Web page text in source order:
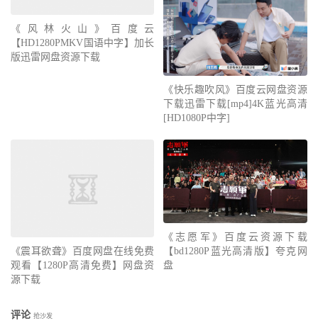
《风林火山》百度云
【HD1280PMKV国语中字】加长
版迅雷网盘资源下载
《快乐趣吹风》百度云网盘资源
下载迅雷下载[mp4]4K蓝光高清
[HD1080P中字]
观看【1280P高清免费】网盘资
源下载
《志愿军》百度云资源下载
【bd1280P蓝光高清版】夸克网
盘